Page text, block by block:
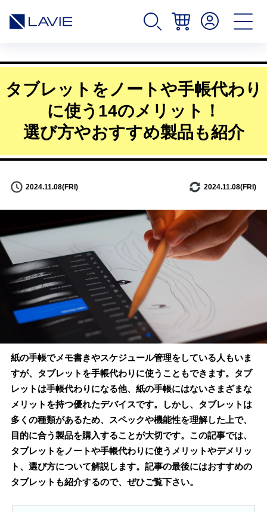
タブレットをノートや手帳代わり
に使う14のメリット！
選び方やおすすめ製品も紹介
2024.11.08(FRI) 2024.11.08(FRI)
紙の手帳でメモ書きやスケジュール管理をしている人もいま
すが、タブレットを手帳代わりに使うこともできます。タブ
レットは手帳代わりになる他、紙の手帳にはないさまざまな
メリットを持つ優れたデバイスです。しかし、タブレットは
多くの種類があるため、スペックや機能性を理解した上で、
目的に合う製品を購入することが大切です。この記事では、
タブレットをノートや手帳代わりに使うメリットやデメリッ
ト、選び方について解説します。記事の最後にはおすすめの
タブレットも紹介するので、ぜひご覧下さい。